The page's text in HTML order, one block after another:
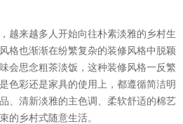
，越来越多人开始向往朴素淡雅的乡村生
风格也渐渐在纷繁复杂的装修风格中脱颖
会思念粗茶淡饭，这种装修风格一反繁
色彩还是家具的使用上，都遵循简洁明
、清新淡雅的主色调、柔软舒适的棉艺
乡村式随意生活。